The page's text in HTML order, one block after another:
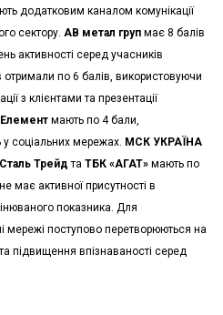
додатковим каналом комунікації
сектору. АВ метал групмає 8 балів
активності серед учасників
отримали по 6 балів, використовуючи
з клієнтами та презентації
мають по 4 бали,
у соціальних мережах. МСК УКРАЇНА
Трейд та ТБК «АГАТ»мають по
має активної присутності в
показника. Для
мережі поступово перетворюються на
підвищення впізнаваності серед